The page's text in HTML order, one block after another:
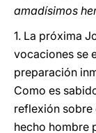
amadísimos
1. La próxima
vocaciones se
preparación
Como es
reflexión sobre
hecho hombre